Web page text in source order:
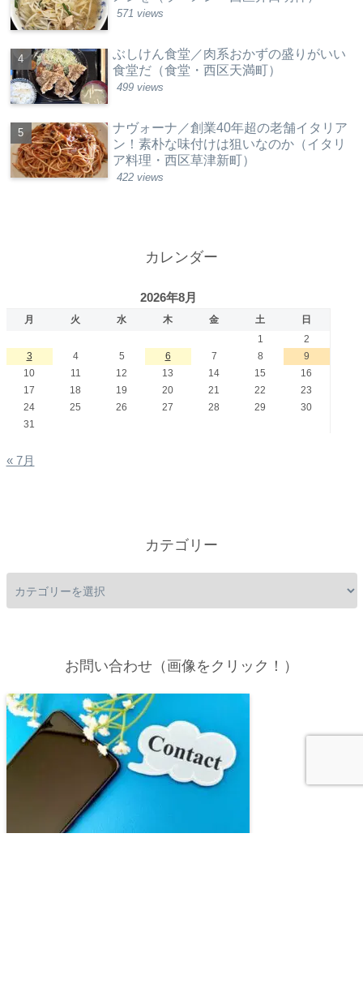
571 views
ぶしけん食堂／肉系おかずの盛りがいい
食堂だ（食堂・西区天満町）
499 views
ナヴォーナ／創業40年超の老舗イタリア
ン！素朴な味付けは狙いなのか（イタリ
ア料理・西区草津新町）
422 views
カレンダー
2026年8月
月 火 水 木 金 土
日
1
2
3
4 5 6 7 8
9
10
11 12 13 14 15
16
17
18 19 20 21 22
23
24
25 26 27 28 29
30
31
« 7月
カテゴリー
お問い合わせ（画像をクリック！）